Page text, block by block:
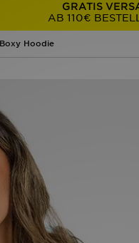
GRATIS
AB 110€
Hoodie